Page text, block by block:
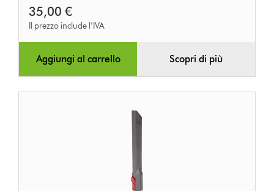
35,00 €
Il prezzo include l’IVA
Aggiungi al carrello Scopri di più